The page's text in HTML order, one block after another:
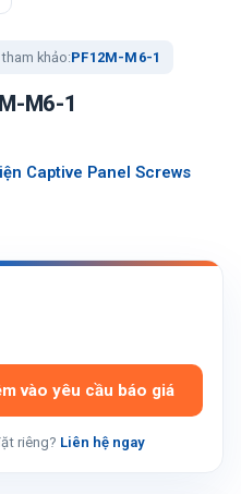
tham khảo:PF12M-M6-1
M6-1
Captive Panel Screws
vào yêu cầu báo giá
riêng? Liên hệ ngay